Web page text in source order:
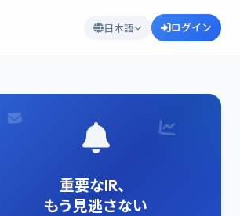
日本語 ログイン
重要なIR、
もう見逃さない